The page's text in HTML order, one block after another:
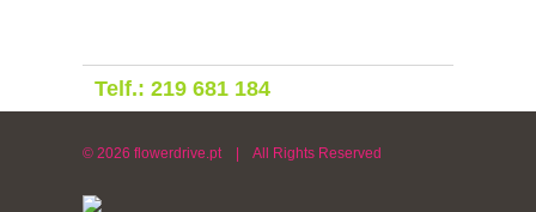
Telf.: 219 681 184
© 2026 flowerdrive.pt | All Rights Reserved